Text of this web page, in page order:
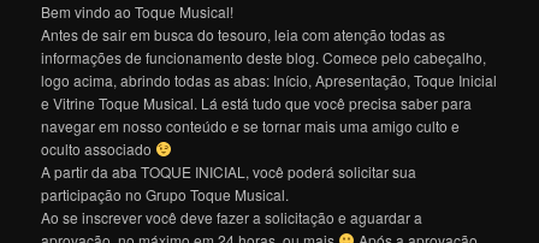
Bem vindo ao Toque Musical!
Antes de sair em busca do tesouro, leia com atenção todas as
informações de funcionamento deste blog. Comece pelo cabeçalho,
logo acima, abrindo todas as abas: Início, Apresentação, Toque Inicial
e Vitrine Toque Musical. Lá está tudo que você precisa saber para
navegar em nosso conteúdo e se tornar mais uma amigo culto e
oculto associado
A partir da aba TOQUE INICIAL, você poderá solicitar sua
participação no Grupo Toque Musical.
Ao se inscrever você deve fazer a solicitação e aguardar a